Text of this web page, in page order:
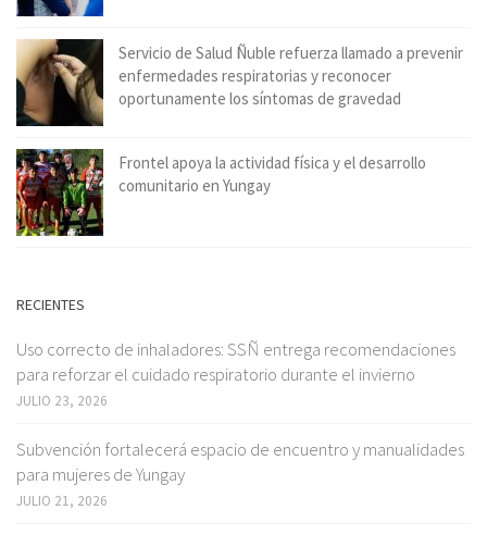
Servicio de Salud Ñuble refuerza llamado a prevenir
enfermedades respiratorias y reconocer
oportunamente los síntomas de gravedad
Frontel apoya la actividad física y el desarrollo
comunitario en Yungay
RECIENTES
Uso correcto de inhaladores: SSÑ entrega recomendaciones
para reforzar el cuidado respiratorio durante el invierno
JULIO 23, 2026
Subvención fortalecerá espacio de encuentro y manualidades
para mujeres de Yungay
JULIO 21, 2026